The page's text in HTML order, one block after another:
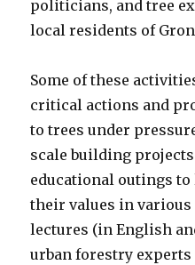
politicians, and tree
local residents of
Some of these
critical actions and
to trees under
scale building
educational outings to
their values in various
lectures (in English
urban forestry